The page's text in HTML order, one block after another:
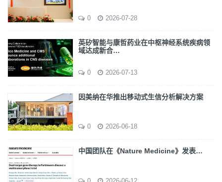
0 2026-07-28
英矽智能与康哲药业在中枢神经系统疾病领
域达成新合…
0 2026-07-13
因美纳在华推出移动式生信分析解决方案
0 2026-06-18
中国团队在《Nature Medicine》发表…
0 2026-06-12